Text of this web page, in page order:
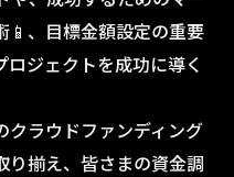
📱、目標金額設定の重要
ジェクトを成功に導く
クラウドファンディング
り揃え、皆さまの資金調